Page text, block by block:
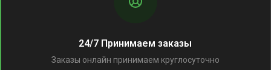
24/7 Принимаем заказы
Заказы онлайн принимаем круглосуточно